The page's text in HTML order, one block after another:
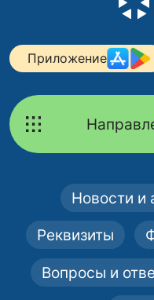
Приложение
Новости и
Реквизиты
Вопросы и